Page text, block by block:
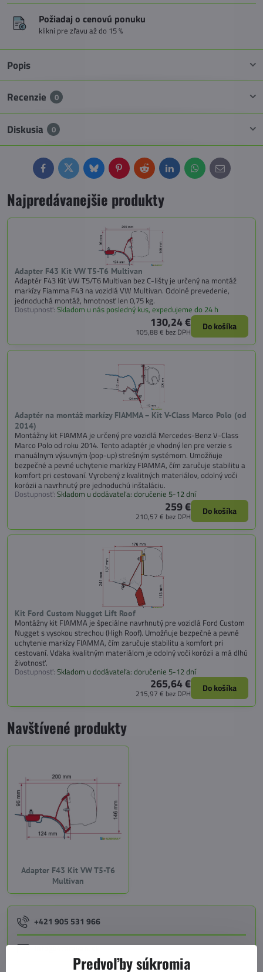
Požiadaj o cenovú ponuku
klikni pre zľavu až do 15 %
Popis
Recenzie 0
Diskusia 0
FacebookTwitterBlueskyPinterestReddit LinkedInWhatsApp
E-
mail
Najpredávanejšie produkty
Adapter F43 Kit VW T5-T6 Multivan
Adaptér F43 Kit VW T5/T6 Multivan bez C-lišty je určený na montáž
markízy Fiamma F43 na vozidlá VW Multivan. Odolné prevedenie,
jednoduchá montáž, hmotnosť len 0,75 kg.
Dostupnosť: Skladom u nás posledný kus, expedujeme do 24 h
130,24 €
105,88 € bez DPH Do košíka
Adaptér na montáž markízy FIAMMA – Kit V-Class Marco Polo (od
2014)
Montážny kit FIAMMA je určený pre vozidlá Mercedes-Benz V-Class
Marco Polo od roku 2014. Tento adaptér je vhodný len pre verzie s
manuálnym výsuvným (pop-up) strešným systémom. Umožňuje
bezpečné a pevné uchytenie markízy FIAMMA, čím zaručuje stabilitu a
komfort pri cestovaní. Vyrobený z kvalitných materiálov, odolný voči
korózii a navrhnutý pre jednoduchú inštaláciu.
Dostupnosť: Skladom u dodávateľa: doručenie 5-12 dní
259 €
210,57 € bez DPH Do košíka
Kit Ford Custom Nugget Lift Roof
Montážny kit FIAMMA je špeciálne navrhnutý pre vozidlá Ford Custom
Nugget s vysokou strechou (High Roof). Umožňuje bezpečné a pevné
uchytenie markízy FIAMMA, čím zaručuje stabilitu a komfort pri
cestovaní. Vďaka kvalitným materiálom je odolný voči korózii a má dlhú
životnosť.
Dostupnosť: Skladom u dodávateľa: doručenie 5-12 dní
265,64 €
215,97 € bez DPH Do košíka
Navštívené produkty
Adapter F43 Kit VW T5-T6
Multivan
+421 905 531 966
info@4caravan.sk
Predvoľby súkromia